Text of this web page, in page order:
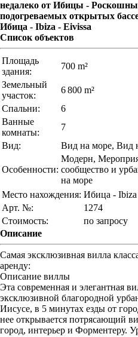
недалеко от Ибицы -
подогреваемых открытых
Ибица - Ibiza - Eivissa
Список объектов
Площадь
здания:
700 m²
Земельный
участок:
6 800 m²
Спальни:
6
Ванные
комнаты:
7
Вид:
Вид на море, Вид
Особенности:
Модерн,
сообщество и
на море
Место нахождения: Ибица - Ibiza
Арт. №:
1274
Стоимость:
по запросу
Описание
Самая эксклюзивная вилла
аренду:
Описание виллы
Эта современная и элегантная
эксклюзивной благородной
Иисусе, в 5 минутах езды от
нее открывается потрясающий
город, интерьер и Форментеру.